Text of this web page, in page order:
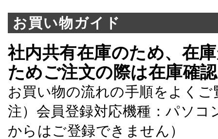
お買い物ガイド
社内共有在庫のため、在
ためご注文の際は在庫確
お買い物の流れの手順をよくご
注）会員登録対応機種：パソ
からはご登録できません）